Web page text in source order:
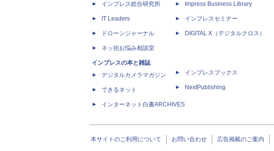
インプレス総合研究所
IT Leaders
ドローンジャーナル
ネッ担お悩み相談室
インプレスの本と雑誌
デジタルカメラマガジン
できるネット
インターネット白書ARCHIVES
Impress Business Library
インプレスセミナー
DIGITAL X（デジタルクロス）
インプレスブックス
NextPublishing
本サイトのご利用について お問い合わせ 広告掲載のご案内